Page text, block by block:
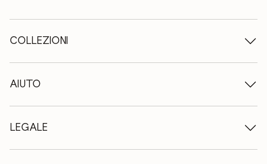
COLLEZIONI
Tavoli in legno
Tavoli allungabili
Cassettiere in legno
AIUTO
Chi siamo
Condizioni di consegna
LEGALE
Metodi di pagamento